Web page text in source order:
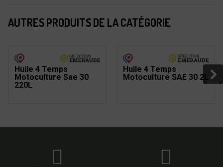
AUTRES PRODUITS DE LA CATÉGORIE
Huile 4 Temps
Motoculture Sae 30
220L
Huile 4 Temps
Motoculture SAE 30 2L